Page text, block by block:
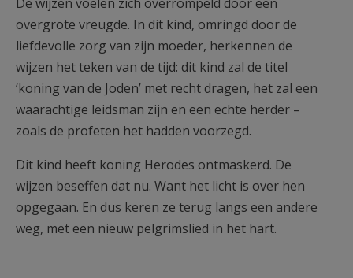
overgrote vreugde. In dit kind, omringd door de
liefdevolle zorg van zijn moeder, herkennen de
wijzen het teken van de tijd: dit kind zal de titel
‘koning van de Joden’ met recht dragen, het zal een
waarachtige leidsman zijn en een echte herder –
zoals de profeten het hadden voorzegd.
Dit kind heeft koning Herodes ontmaskerd. De
wijzen beseffen dat nu. Want het licht is over hen
opgegaan. En dus keren ze terug langs een andere
weg, met een nieuw pelgrimslied in het hart.